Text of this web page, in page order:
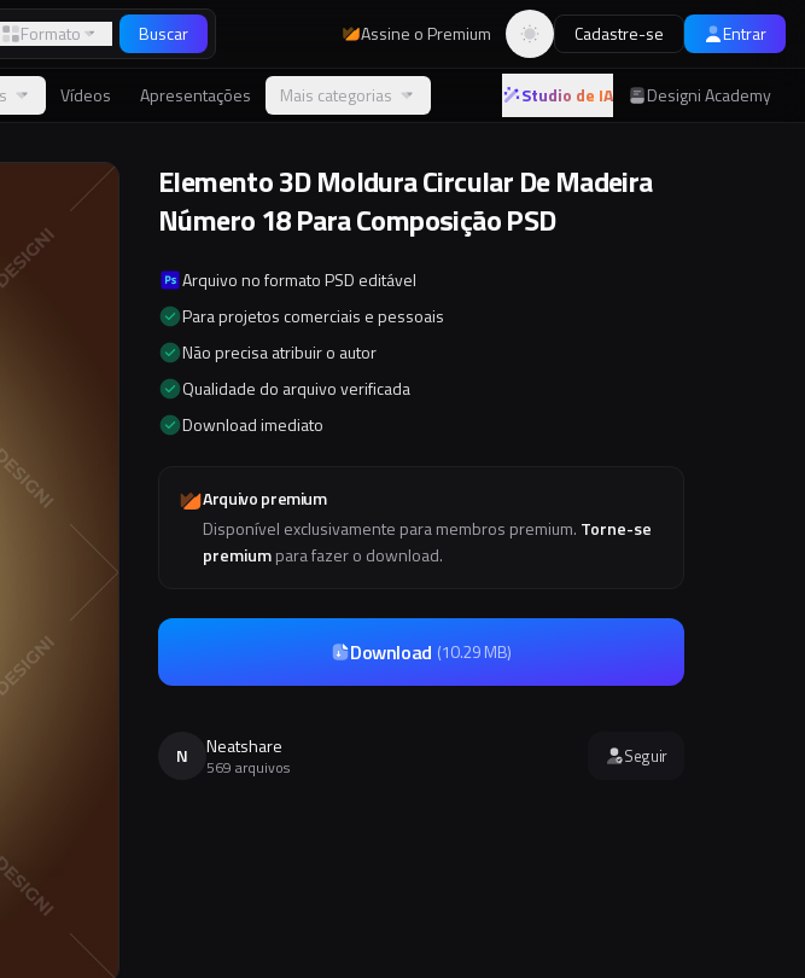
Formato Buscar Assine o Premium Alternar tema
Cadastre-se Entrar
Vídeos Apresentações Mais categorias Studio de IA Designi Academy
Elemento 3D Moldura Circular De Madeira
Número 18 Para Composição PSD
Arquivo no formato PSD editável
Para projetos comerciais e pessoais
Não precisa atribuir o autor
Qualidade do arquivo verificada
Download imediato
Arquivo premium
Disponível exclusivamente para membros premium. Torne-se
premiumpara fazer o download.
Download (10.29 MB)
N Neatshare
569 arquivos Seguir